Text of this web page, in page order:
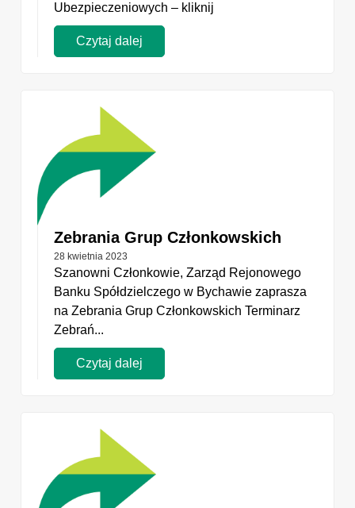
Ubezpieczeniowych – kliknij
Czytaj dalej
Zebrania Grup Członkowskich
28 kwietnia 2023
Szanowni Członkowie, Zarząd Rejonowego
Banku Spółdzielczego w Bychawie zaprasza
na Zebrania Grup Członkowskich Terminarz
Zebrań...
Czytaj dalej